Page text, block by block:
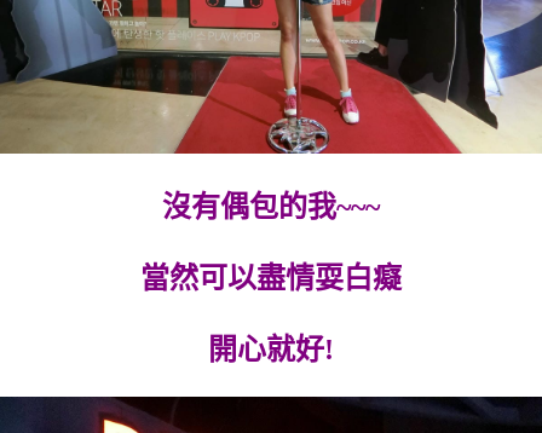
沒有偶包的我~~~
當然可以盡情耍白癡
開心就好!